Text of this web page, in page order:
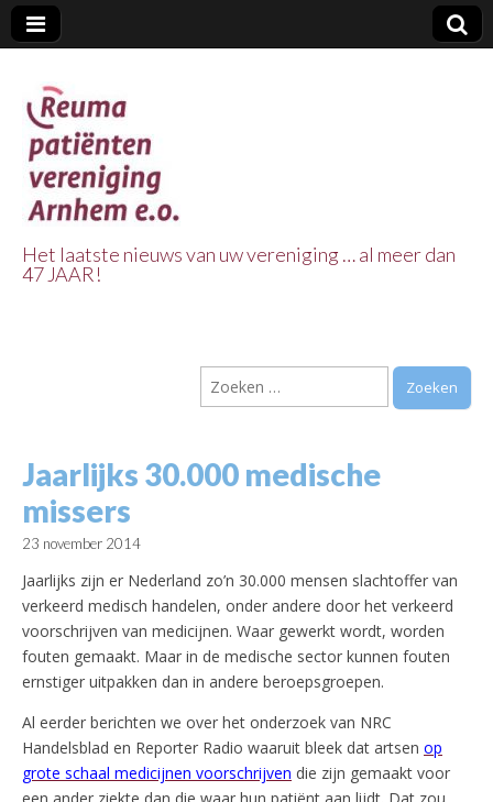
Vereniging
Arnhem e.o.
Het laatste nieuws van uw vereniging … al meer dan
47 JAAR!
Zoeken
naar:
Jaarlijks 30.000 medische
missers
23 november 2014
Jaarlijks zijn er Nederland zo’n 30.000 mensen slachtoffer van
verkeerd medisch handelen, onder andere door het verkeerd
voorschrijven van medicijnen. Waar gewerkt wordt, worden
fouten gemaakt. Maar in de medische sector kunnen fouten
ernstiger uitpakken dan in andere beroepsgroepen.
Al eerder berichten we over het onderzoek van NRC
Handelsblad en Reporter Radio waaruit bleek dat artsen op
grote schaal medicijnen voorschrijven die zijn gemaakt voor